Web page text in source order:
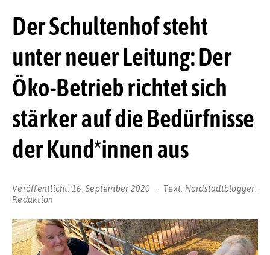
Der Schultenhof steht
unter neuer Leitung: Der
Öko-Betrieb richtet sich
stärker auf die Bedürfnisse
der Kund*innen aus
Veröffentlicht: 16. September 2020 Text: Nordstadtblogger-
Redaktion